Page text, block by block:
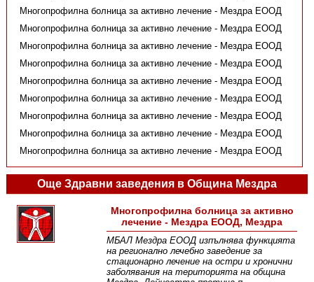
Многопрофилна болница за активно лечение - Мездра ЕООД
Многопрофилна болница за активно лечение - Мездра ЕООД
Многопрофилна болница за активно лечение - Мездра ЕООД
Многопрофилна болница за активно лечение - Мездра ЕООД
Многопрофилна болница за активно лечение - Мездра ЕООД
Многопрофилна болница за активно лечение - Мездра ЕООД
Многопрофилна болница за активно лечение - Мездра ЕООД
Многопрофилна болница за активно лечение - Мездра ЕООД
Многопрофилна болница за активно лечение - Мездра ЕООД
Още Здравни заведения в Община Мездра
Многопрофилна болница за активно
лечение - Мездра ЕООД, Мездра
МБАЛ Мездра ЕООД изпълнява функцията
на регионално лечебно заведение за
стационарно лечение на остри и хронични
заболявания на територията на община